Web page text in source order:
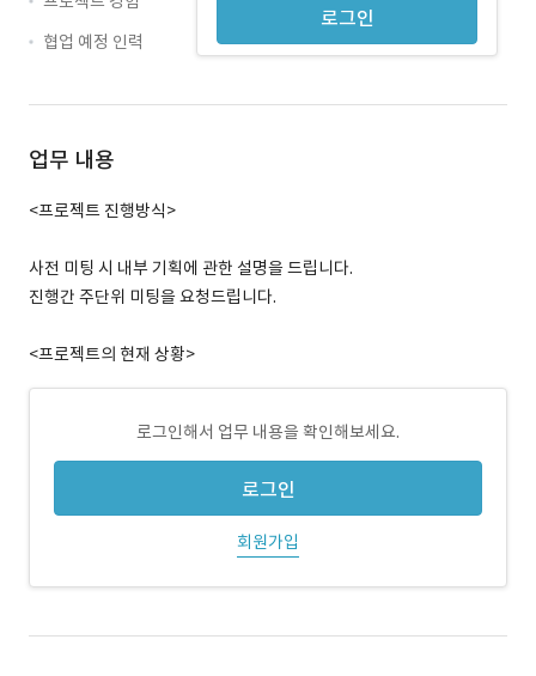
로그인
협업 예정 인력
업무 내용
<프로젝트 진행방식>
사전 미팅 시 내부 기획에 관한 설명을 드립니다.
진행간 주단위 미팅을 요청드립니다.
<프로젝트의 현재 상황>
로그인해서 업무 내용을 확인해보세요.
로그인
회원가입